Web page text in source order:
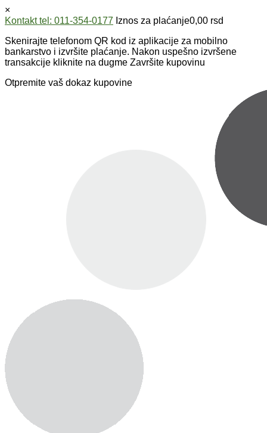
×
Kontakt tel: 011-354-0177 Iznos za plaćanje0,00 rsd
Skenirajte telefonom QR kod iz aplikacije za mobilno
bankarstvo i izvršite plaćanje. Nakon uspešno izvršene
transakcije kliknite na dugme Završite kupovinu
Otpremite vaš dokaz kupovine